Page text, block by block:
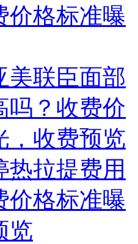
价格标准曝
美联臣面部
吗？收费价
，收费预览
热拉提费用
价格标准曝
览